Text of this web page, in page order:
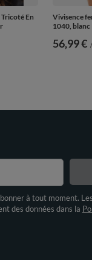
En
Vivisence
1040, blanc
56,99 € /
à tout moment.
des données dans la